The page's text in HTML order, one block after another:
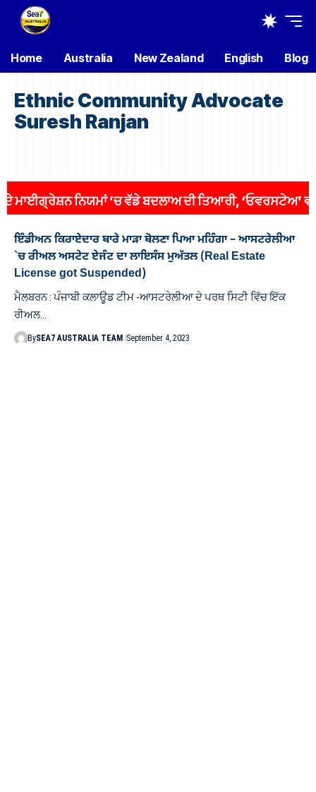
Home Australia New Zealand English Blog
Ethnic Community Advocate
Suresh Ranjan
ਨਿਯਮਾਂ ’ਚ ਵੱਡੇ ਬਦਲਾਅ ਦੀ ਤਿਆਰੀ, ‘ਓਵਰਸਟੇਅ’
ਇੰਡੀਅਨ ਕਿਰਾਏਦਾਰ ਬਾਰੇ ਮਾੜਾ ਬੋਲਣਾ ਪਿਆ ਮਹਿੰਗਾ – ਆਸਟਰੇਲੀਆ
`ਚ ਰੀਅਲ ਅਸਟੇਟ ਏਜੰਟ ਦਾ ਲਾਇਸੰਸ ਮੁਅੱਤਲ (Real Estate
License got Suspended)
ਮੈਲਬਰਨ : ਪੰਜਾਬੀ ਕਲਾਊਡ ਟੀਮ -ਆਸਟਰੇਲੀਆ ਦੇ ਪਰਥ ਸਿਟੀ ਵਿੱਚ ਇੱਕ
ਰੀਅਲ…
BySEA7 AUSTRALIA TEAM September 4, 2023